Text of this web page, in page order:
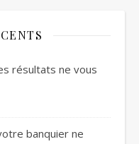
résultats ne vous
banquier ne